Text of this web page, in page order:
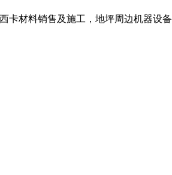
卡材料销售及施工，地坪周边机器设备